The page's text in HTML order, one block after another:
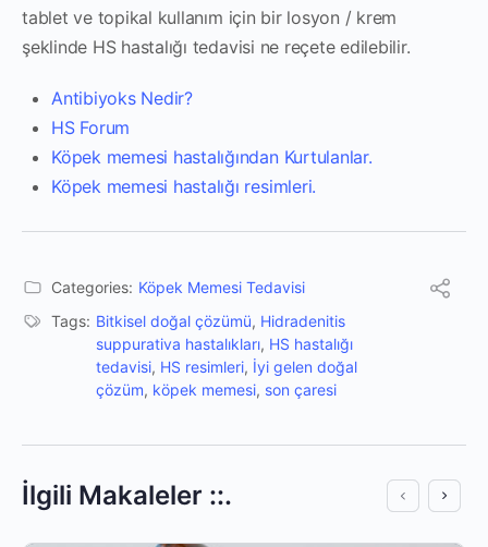
tablet ve topikal kullanım için bir losyon / krem ​​
şeklinde HS hastalığı tedavisi ne reçete edilebilir.
Antibiyoks Nedir?
HS Forum
Köpek memesi hastalığından Kurtulanlar.
Köpek memesi hastalığı resimleri.
Categories: Köpek Memesi Tedavisi
Tags: Bitkisel doğal çözümü, Hidradenitis
suppurativa hastalıkları, HS hastalığı
tedavisi, HS resimleri, İyi gelen doğal
çözüm, köpek memesi, son çaresi
İlgili Makaleler ::.